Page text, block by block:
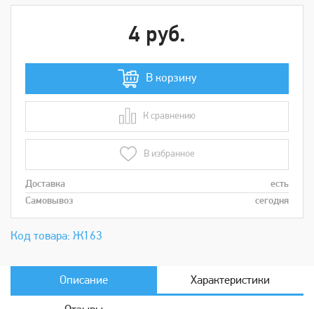
Код товара: Ж163
4 руб.
В корзину
К сравнению
В сравнении
В избранное
Доставка
есть
Самовывоз
сегодня
Описание Характеристики